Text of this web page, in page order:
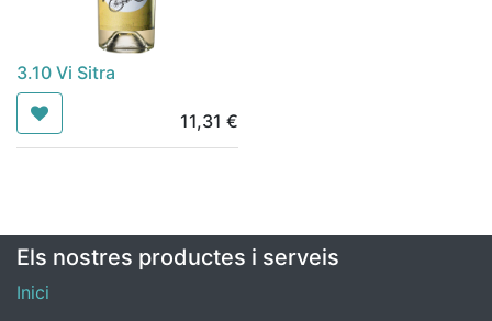
3.10 Vi Sitra
11,31 €
Els nostres productes i serveis
Inici